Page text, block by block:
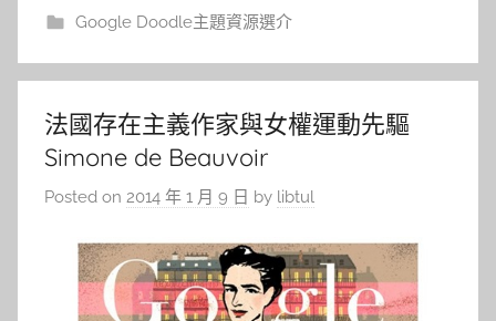
Google Doodle主題資源選介
法國存在主義作家與女權運動先驅
Simone de Beauvoir
Posted on 2014 年 1 月 9 日 by libtul